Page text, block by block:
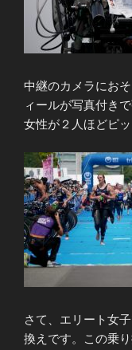
中継のカメラにお
ィールが写真付き
女性が２人ほどピ
さて、エリート女
換えです。この乗